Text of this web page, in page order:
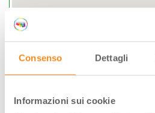
Consenso Dettagli
Informazioni sui cookie